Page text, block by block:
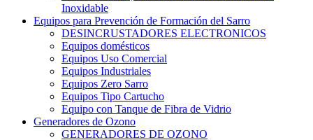
Inoxidable
Equipos para Prevención de Formación del Sarro
DESINCRUSTADORES ELECTRONICOS
Equipos domésticos
Equipos Uso Comercial
Equipos Industriales
Equipos Zero Sarro
Equipos Tipo Cartucho
Equipo con Tanque de Fibra de Vidrio
Generadores de Ozono
GENERADORES DE OZONO